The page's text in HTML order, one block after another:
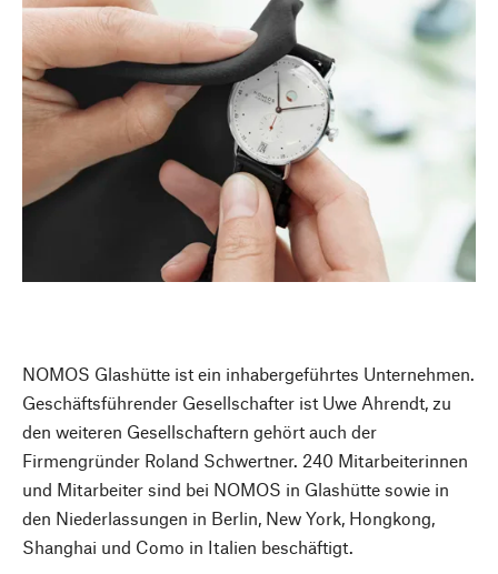
NOMOS Glashütte ist ein inhabergeführtes Unternehmen.
Geschäftsführender Gesellschafter ist Uwe Ahrendt, zu
den weiteren Gesellschaftern gehört auch der
Firmengründer Roland Schwertner. 240 Mitarbeiterinnen
und Mitarbeiter sind bei NOMOS in Glashütte sowie in
den Niederlassungen in Berlin, New York, Hongkong,
Shanghai und Como in Italien beschäftigt.